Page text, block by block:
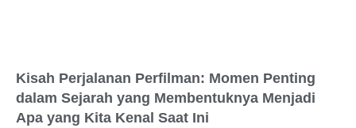
Kisah Perjalanan Perfilman: Momen Penting
dalam Sejarah yang Membentuknya Menjadi
Apa yang Kita Kenal Saat Ini